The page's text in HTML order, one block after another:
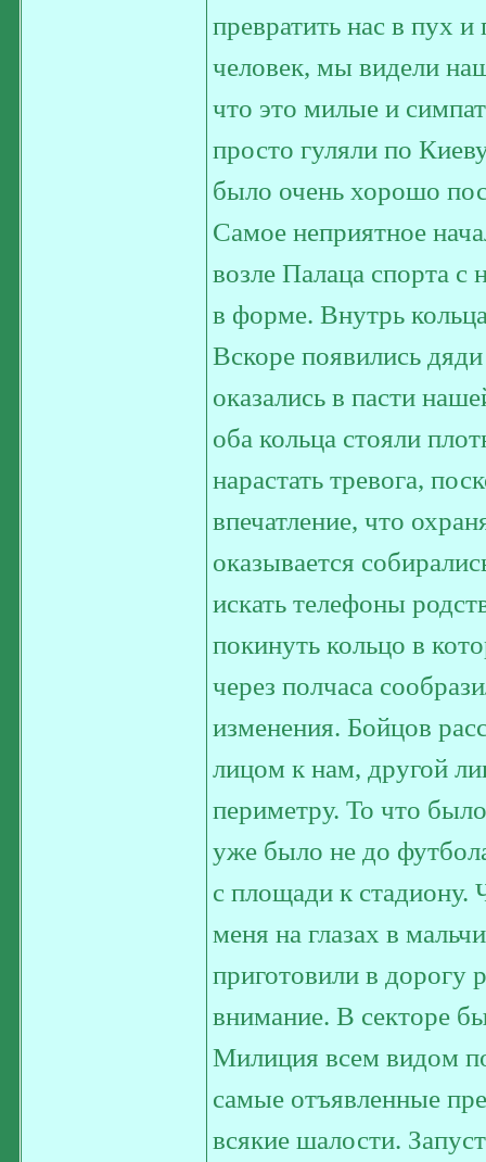
превратить нас в пух
человек, мы видели
что это милые и
просто гуляли по
было очень хорошо
Самое неприятное
возле Палаца спорта
в форме. Внутрь
Вскоре появились
оказались в пасти
оба кольца стояли
нарастать тревога,
впечатление, что
оказывается
искать телефоны
покинуть кольцо в
через полчаса
изменения. Бойцов
лицом к нам, другой
периметру. То что
уже было не до
с площади к стадиону.
меня на глазах в
приготовили в дорогу
внимание. В секторе
Милиция всем видом
самые отъявленные
всякие шалости.